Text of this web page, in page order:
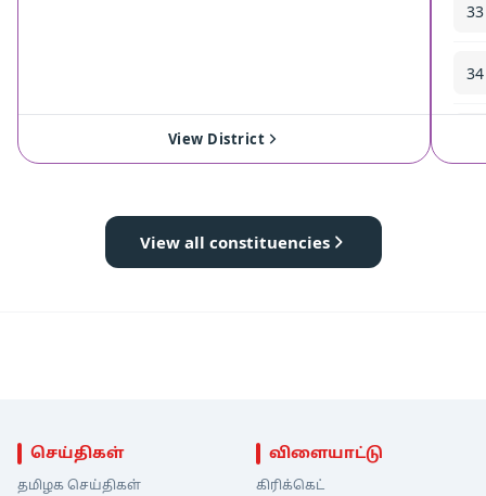
View District
33
34
View all constituencies
செய்திகள்
தமிழக செய்திகள்
விளையாட்டு
கிரிக்கெட்